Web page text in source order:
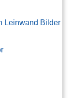
Leinwand Bilder